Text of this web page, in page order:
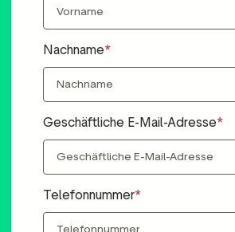
Nachname
Geschäftliche E-Mail-Adresse
Telefonnummer